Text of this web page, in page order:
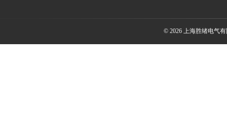
© 2026 上海胜绪电气